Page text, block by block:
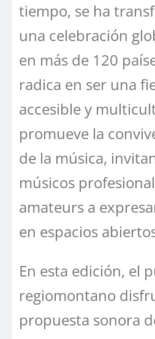
tiempo, se ha
una celebración
en más de 120
radica en ser una
accesible y
promueve la
de la música,
músicos
amateurs a
en espacios
En esta edición, el
regiomontano
propuesta sonora